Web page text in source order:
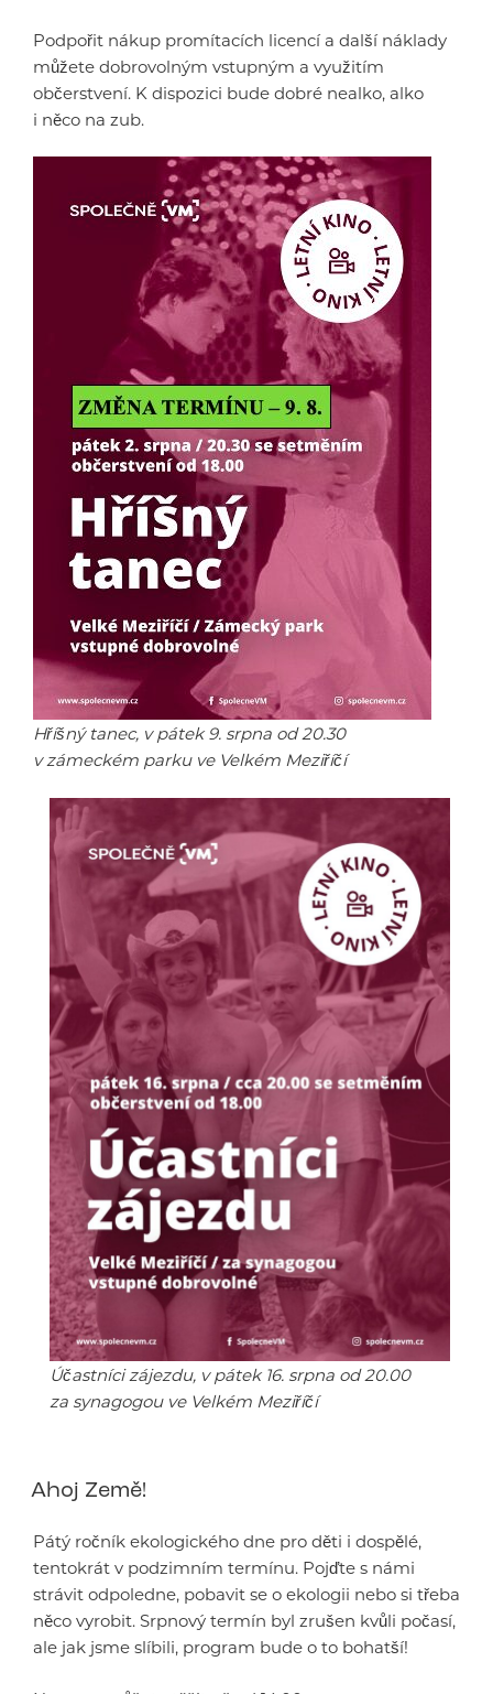
Podpořit nákup promítacích licencí a další náklady
můžete dobrovolným vstupným a využitím
občerstvení. K dispozici bude dobré nealko, alko
i něco na zub.
Hříšný tanec, v pátek 9. srpna od 20.30
v zámeckém parku ve Velkém Meziříčí
Účastníci zájezdu, v pátek 16. srpna od 20.00
za synagogou ve Velkém Meziříčí
Ahoj Země!
Pátý ročník ekologického dne pro děti i dospělé,
tentokrát v podzimním termínu. Pojďte s námi
strávit odpoledne, pobavit se o ekologii nebo si třeba
něco vyrobit. Srpnový termín byl zrušen kvůli počasí,
ale jak jsme slíbili, program bude o to bohatší!